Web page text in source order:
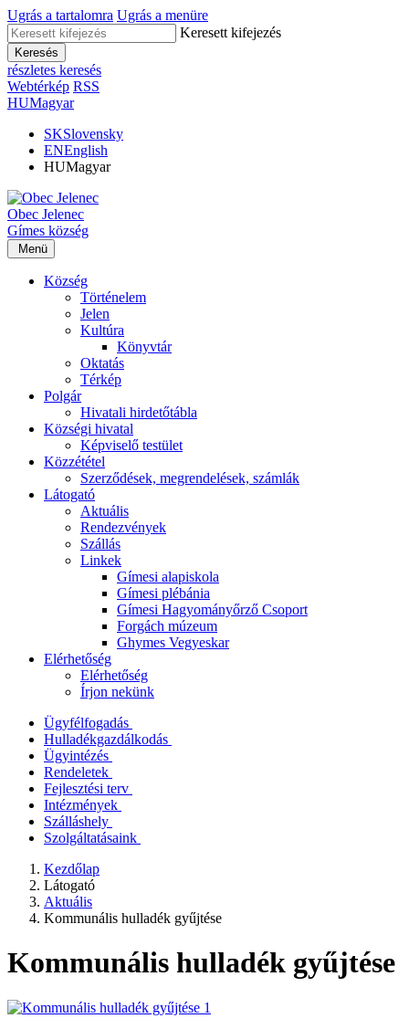
Ugrás a tartalomra Ugrás a menüre
Keresett kifejezés
Keresés
részletes keresés
Webtérkép RSS
HUMagyar
SKSlovensky
ENEnglish
HUMagyar
Obec Jelenec
Gímes község
Menü
Község
Történelem
Jelen
Kultúra
Könyvtár
Oktatás
Térkép
Polgár
Hivatali hirdetőtábla
Községi hivatal
Képviselő testület
Közzététel
Szerződések, megrendelések, számlák
Látogató
Aktuális
Rendezvények
Szállás
Linkek
Gímesi alapiskola
Gímesi plébánia
Gímesi Hagyományőrző Csoport
Forgách múzeum
Ghymes Vegyeskar
Elérhetőség
Elérhetőség
Írjon nekünk
Ügyfélfogadás
Hulladékgazdálkodás
Ügyintézés
Rendeletek
Fejlesztési terv
Intézmények
Szálláshely
Szolgáltatásaink
Kezdőlap
Látogató
Aktuális
Kommunális hulladék gyűjtése
Kommunális hulladék gyűjtése